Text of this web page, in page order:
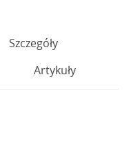
Szczegóły
Artykuły